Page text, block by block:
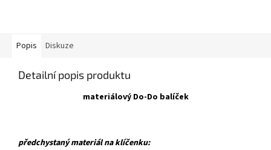
Popis Diskuze
Detailní popis produktu
materiálový Do-Do balíček
předchystaný materiál na klíčenku: